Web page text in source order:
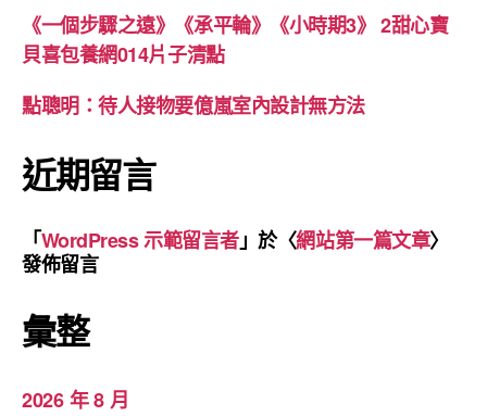
《一個步驟之遠》《承平輪》《小時期3》 2甜心寶
貝喜包養網014片子清點
點聰明：待人接物要億嵐室內設計無方法
近期留言
「WordPress 示範留言者」於〈網站第一篇文章〉
發佈留言
彙整
2026 年 8 月